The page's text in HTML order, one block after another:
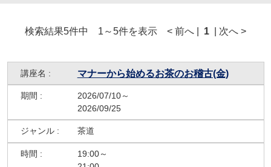
検索結果5件中 1～5件を表示 < 前へ | 1 | 次へ >
マナーから始めるお茶のお稽古(金)
2026/07/10～
2026/09/25
茶道
19:00～